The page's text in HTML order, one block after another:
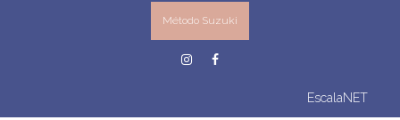
Método Suzuki
EscalaNET